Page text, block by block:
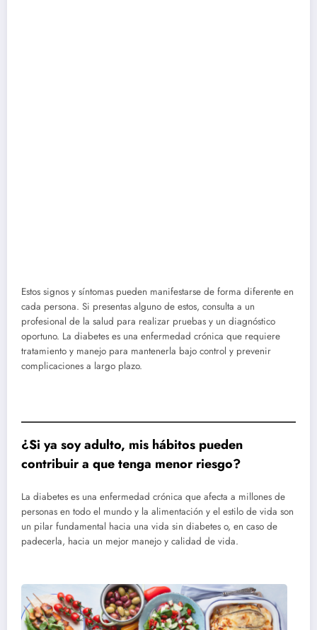
Estos signos y síntomas pueden manifestarse de forma diferente en
cada persona. Si presentas alguno de estos, consulta a un
profesional de la salud para realizar pruebas y un diagnóstico
oportuno. La diabetes es una enfermedad crónica que requiere
tratamiento y manejo para mantenerla bajo control y prevenir
complicaciones a largo plazo.
¿Si ya soy adulto, mis hábitos pueden
contribuir a que tenga menor riesgo?
La diabetes es una enfermedad crónica que afecta a millones de
personas en todo el mundo y la alimentación y el estilo de vida son
un pilar fundamental hacia una vida sin diabetes o, en caso de
padecerla, hacia un mejor manejo y calidad de vida.